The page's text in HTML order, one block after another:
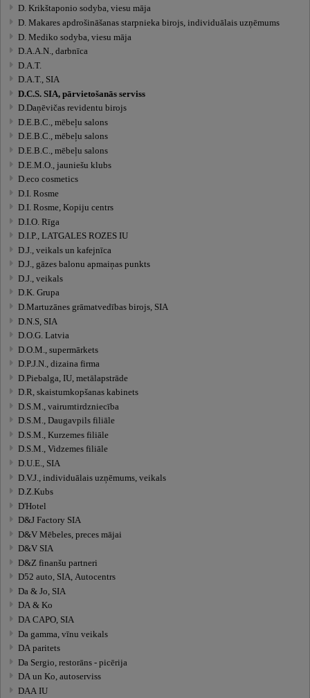
D. Krikštaponio sodyba, viesu māja
D. Makares apdrošināšanas starpnieka birojs, individuālais uzņēmums
D. Mediko sodyba, viesu māja
D.A.A.N., darbnīca
D.A.T.
D.A.T., SIA
D.C.S. SIA, pārvietošanās serviss
D.Daņēvičas revidentu birojs
D.E.B.C., mēbeļu salons
D.E.B.C., mēbeļu salons
D.E.B.C., mēbeļu salons
D.E.M.O., jauniešu klubs
D.eco cosmetics
D.I. Rosme
D.I. Rosme, Kopiju centrs
D.I.O. Rīga
D.I.P., LATGALES ROZES IU
D.J., veikals un kafejnīca
D.J., gāzes balonu apmaiņas punkts
D.J., veikals
D.K. Grupa
D.Martuzānes grāmatvedības birojs, SIA
D.N.S, SIA
D.O.G. Latvia
D.O.M., supermārkets
D.P.J.N., dizaina firma
D.Piebalga, IU, metālapstrāde
D.R, skaistumkopšanas kabinets
D.S.M., vairumtirdzniecība
D.S.M., Daugavpils filiāle
D.S.M., Kurzemes filiāle
D.S.M., Vidzemes filiāle
D.U.E., SIA
D.V.J., individuālais uzņēmums, veikals
D.Z.Kubs
D'Hotel
D&J Factory SIA
D&V Mēbeles, preces mājai
D&V SIA
D&Z finanšu partneri
D52 auto, SIA, Autocentrs
Da & Jo, SIA
DA & Ko
DA CAPO, SIA
Da gamma, vīnu veikals
DA paritets
Da Sergio, restorāns - picērija
DA un Ko, autoserviss
DAA IU